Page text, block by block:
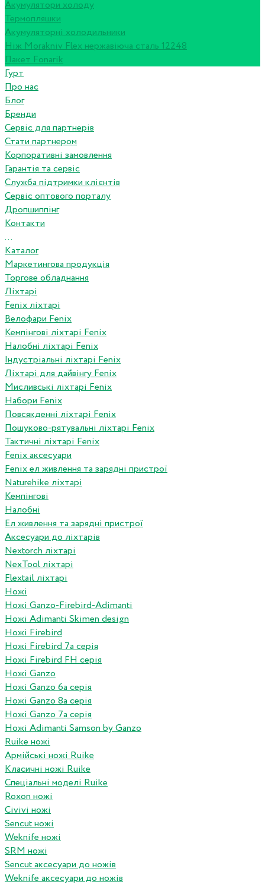
Акумулятори холоду
Термопляшки
Акумуляторні холодильники
Ніж Morakniv Flex нержавіюча сталь 12248
Пакет Fonarik
Гурт
Про нас
Блог
Бренди
Сервіс для партнерів
Стати партнером
Корпоративні замовлення
Гарантія та сервіс
Служба підтримки клієнтів
Сервіс оптового порталу
Дропшиппінг
Контакти
...
Каталог
Маркетингова продукція
Торгове обладнання
Ліхтарі
Fenix ліхтарі
Велофари Fenix
Кемпінгові ліхтарі Fenix
Налобні ліхтарі Fenix
Індустріальні ліхтарі Fenix
Ліхтарі для дайвінгу Fenix
Мисливські ліхтарі Fenix
Набори Fenix
Повсякденні ліхтарі Fenix
Пошуково-рятувальні ліхтарі Fenix
Тактичні ліхтарі Fenix
Fenix аксесуари
Fenix ел живлення та зарядні пристрої
Naturehike ліхтарі
Кемпінгові
Налобні
Ел живлення та зарядні пристрої
Аксесуари до ліхтарів
Nextorch ліхтарі
NexTool ліхтарі
Flextail ліхтарі
Ножі
Ножі Ganzo-Firebird-Adimanti
Ножі Adimanti Skimen design
Ножі Firebird
Ножі Firebird 7а серія
Ножі Firebird FH серія
Ножі Ganzo
Ножі Ganzo 6а серія
Ножі Ganzo 8а серія
Ножі Ganzo 7а серія
Ножі Adimanti Samson by Ganzo
Ruike ножі
Армійські ножі Ruike
Класичні ножі Ruike
Спеціальні моделі Ruike
Roxon ножi
Civivi ножі
Sencut ножі
Weknife ножі
SRM ножі
Sencut аксесуари до ножів
Weknife аксесуари до ножів